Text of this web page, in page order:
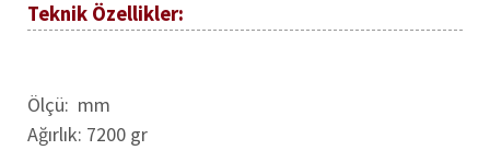
Teknik Özellikler:
Ölçü: mm
Ağırlık: 7200 gr